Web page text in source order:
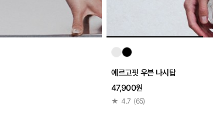
에르고핏 우븐 나시탑
47,900원
★ 4.7 (65)